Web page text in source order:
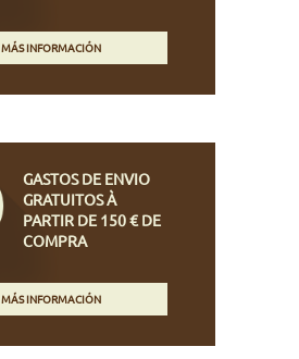
MÁS INFORMACIÓN
GASTOS DE ENVIO
GRATUITOS À
PARTIR DE 150 € DE
COMPRA
MÁS INFORMACIÓN